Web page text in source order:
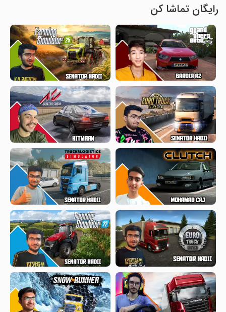
رایگان تماشا کن